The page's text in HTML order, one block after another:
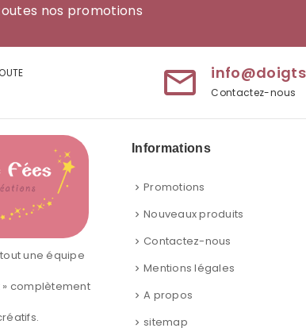
nos promotions
mail_outline Contactez-nous
une équipe
complètement
Informations
Promotions
Nouveaux produits
Contactez-nous
Mentions légales
A propos
sitemap